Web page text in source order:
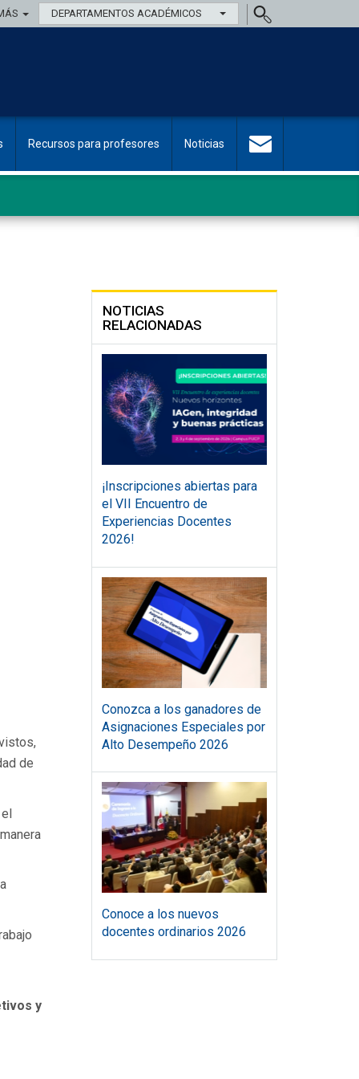
DEPARTAMENTOS ACADÉMICOS
Recursos para profesores Noticias
de
y
NOTICIAS
RELACIONADAS
¡Inscripciones abiertas para
el VII Encuentro de
Experiencias Docentes
2026!
Conozca a los ganadores de
Asignaciones Especiales por
Alto Desempeño 2026
Conoce a los nuevos
docentes ordinarios 2026